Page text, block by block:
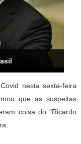
nesta sexta-feira
que as suspeitas
coisa do "Ricardo